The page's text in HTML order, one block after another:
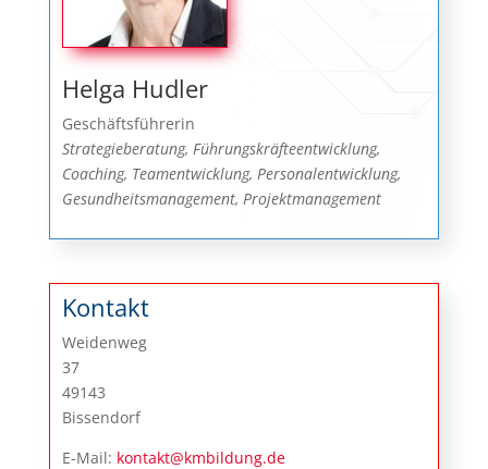
Helga Hudler
Geschäftsführerin
Strategieberatung, Führungskräfteentwicklung,
Coaching, Teamentwicklung, Personalentwicklung,
Gesundheitsmanagement, Projektmanagement
Kontakt
Weidenweg
37
49143
Bissendorf
E-Mail: kontakt@kmbildung.de